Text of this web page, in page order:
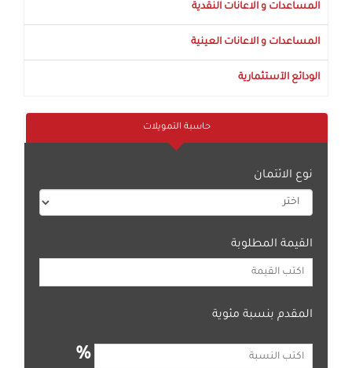
المساعدات و الاعانات النقدية
المساعدات و الاعانات العينية
الودائع الآستثمارية
حاسبة التمويلات
نوع الائتمان
القيمة المطلوبة
المقدم بنسبة مئوية
%